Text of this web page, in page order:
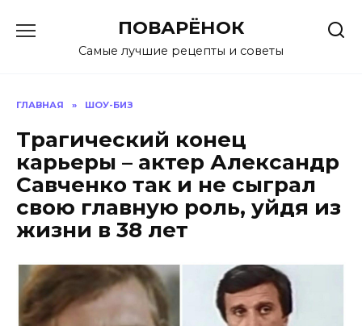
содержанию
ПОВАРЁНОК
Самые лучшие рецепты и советы
ГЛАВНАЯ » ШОУ-БИЗ
Трагический конец
карьеры – актер Александр
Савченко так и не сыграл
свою главную роль, уйдя из
жизни в 38 лет